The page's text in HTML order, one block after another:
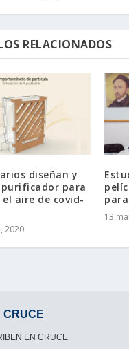
RELACIONADOS
diseñan y
para
el aire de covid-
2020
13
CRUCE
EN CRUCE